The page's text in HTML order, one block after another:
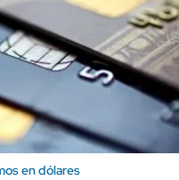
en dólares